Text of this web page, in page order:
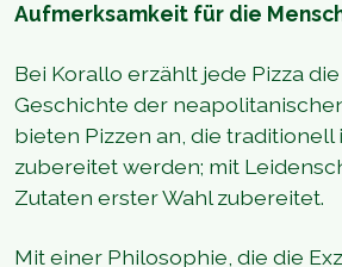
Aufmerksamkeit für die
Bei Korallo erzählt jede Pizza
Geschichte der
bieten Pizzen an, die traditionell
zubereitet werden; mit
Zutaten erster Wahl zubereitet.
Mit einer Philosophie, die die